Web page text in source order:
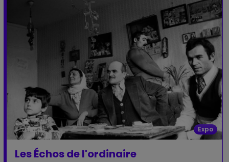
Expo
Les Échos de l'ordinaire